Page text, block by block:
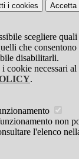
i cookies Accetta
scegliere
che
disabilitarli.
cookie necessari
.
non
l'elenco